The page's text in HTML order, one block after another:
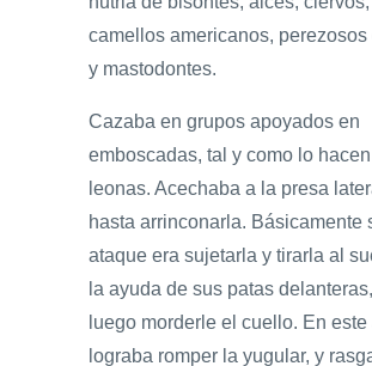
camellos americanos,
y mastodontes.
Cazaba en grupos apoyados en
emboscadas, tal y como lo
leonas. Acechaba a la presa
hasta arrinconarla. Básicamente
ataque era sujetarla y tirarla al
la ayuda de sus patas
luego morderle el cuello. En este
lograba romper la yugular, y